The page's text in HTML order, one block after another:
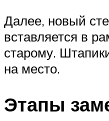
Далее, новый
вставляется в
старому.
на место.
Этапы